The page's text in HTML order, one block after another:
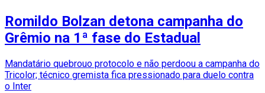
Romildo Bolzan detona campanha do
Grêmio na 1ª fase do Estadual
Mandatário quebrouo protocolo e não perdoou a campanha do
Tricolor; técnico gremista fica pressionado para duelo contra
o Inter